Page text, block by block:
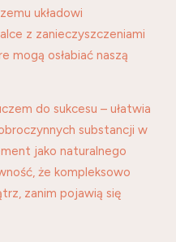
układowi
z zanieczyszczeniami
mogą osłabiać naszą
do sukcesu – ułatwia
substancji w
jako naturalnego
że kompleksowo
zanim pojawią się